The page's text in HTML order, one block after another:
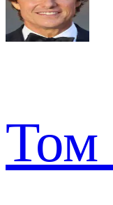
Том